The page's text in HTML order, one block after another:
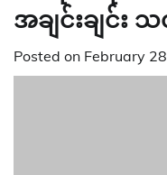
အချင်းချင်
Posted on February